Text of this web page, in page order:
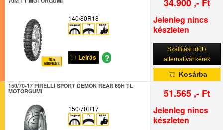
140/80R18
Leírás ?
34.900 ,- Ft
Jelenleg nincs
készleten
Szállítási időt /
alternatívát kérek
Kosárba
150/70-17 PIRELLI SPORT DEMON REAR 69H TL
MOTORGUMI
150/70R17
51.565 ,- Ft
Jelenleg nincs
készleten